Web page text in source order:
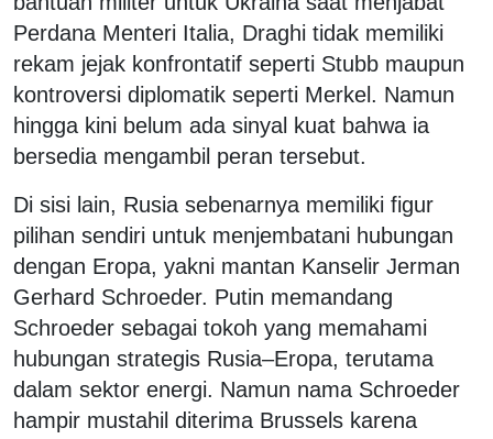
Perdana Menteri Italia, Draghi tidak memiliki
rekam jejak konfrontatif seperti Stubb maupun
kontroversi diplomatik seperti Merkel. Namun
hingga kini belum ada sinyal kuat bahwa ia
bersedia mengambil peran tersebut.
Di sisi lain, Rusia sebenarnya memiliki figur
pilihan sendiri untuk menjembatani hubungan
dengan Eropa, yakni mantan Kanselir Jerman
Gerhard Schroeder. Putin memandang
Schroeder sebagai tokoh yang memahami
hubungan strategis Rusia–Eropa, terutama
dalam sektor energi. Namun nama Schroeder
hampir mustahil diterima Brussels karena